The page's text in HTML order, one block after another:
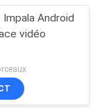
Android
vidéo